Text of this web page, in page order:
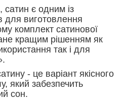
сатин є одним із
для виготовлення
комплект сатинової
кращим рішенням як
так і для
- це варіант якісного
який забезпечить
сон.